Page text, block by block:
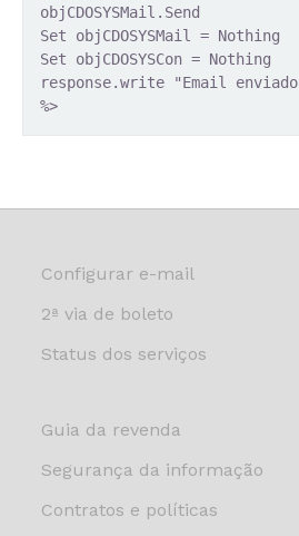
objCDOSYSMail.Send
Set objCDOSYSMail = Nothing
Set objCDOSYSCon = Nothing
response.write "Email enviado
Configurar e-mail
2ª via de boleto
Status dos serviços
Guia da revenda
Segurança da informação
Contratos e políticas